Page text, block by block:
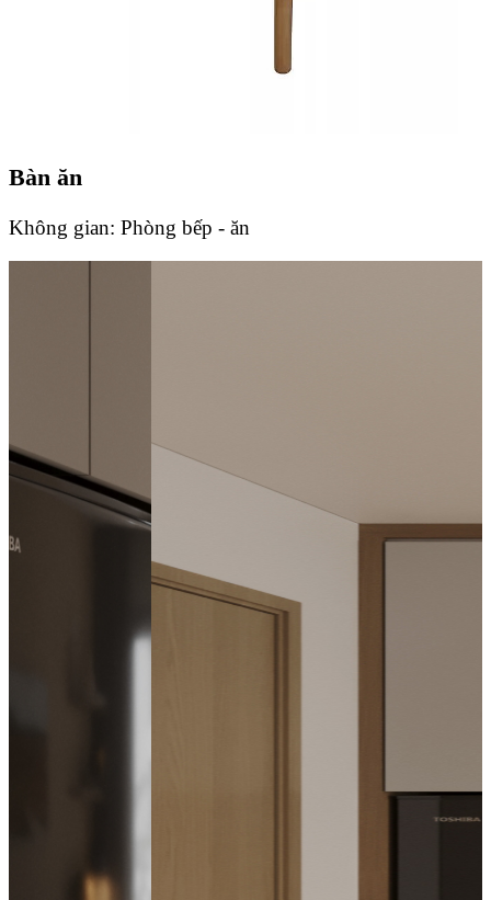
Bàn ăn
Không gian: Phòng bếp - ăn